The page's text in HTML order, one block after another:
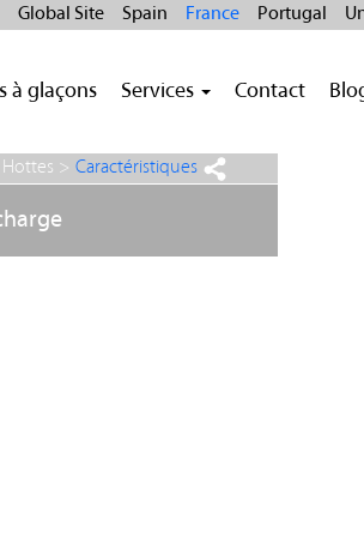
Global Site Spain France Portugal
à glaçons Services Contact
Hottes > Caractéristiques